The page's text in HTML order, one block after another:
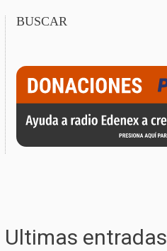
BUSCAR
Ultimas entradas